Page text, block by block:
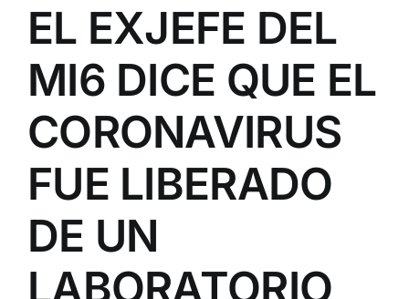
EL EXJEFE DEL
MI6 DICE QUE EL
CORONAVIRUS
FUE LIBERADO
DE UN
LABORATORIO